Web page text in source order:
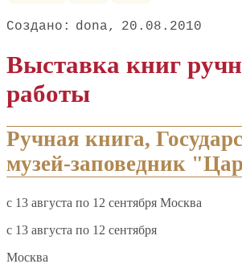
dona 20.08.2010
Выставка книг
работы
Ручная книга,
музей-заповедник
c 13 августа по 12 сентября Москва
c 13 августа по 12 сентября
Москва